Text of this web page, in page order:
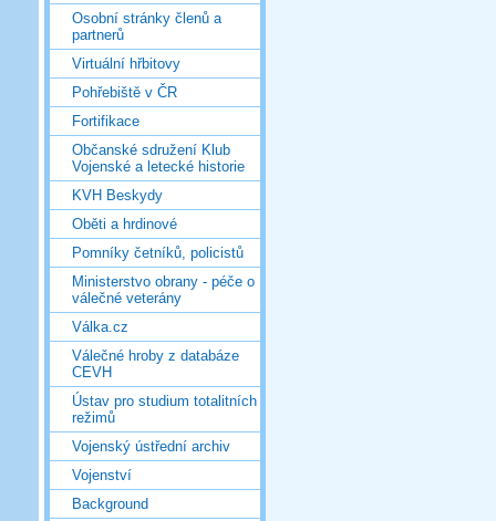
Osobní stránky členů a
partnerů
Virtuální hřbitovy
Pohřebiště v ČR
Fortifikace
Občanské sdružení Klub
Vojenské a letecké historie
KVH Beskydy
Oběti a hrdinové
Pomníky četníků, policistů
Ministerstvo obrany - péče o
válečné veterány
Válka.cz
Válečné hroby z databáze
CEVH
Ústav pro studium totalitních
režimů
Vojenský ústřední archiv
Vojenství
Background